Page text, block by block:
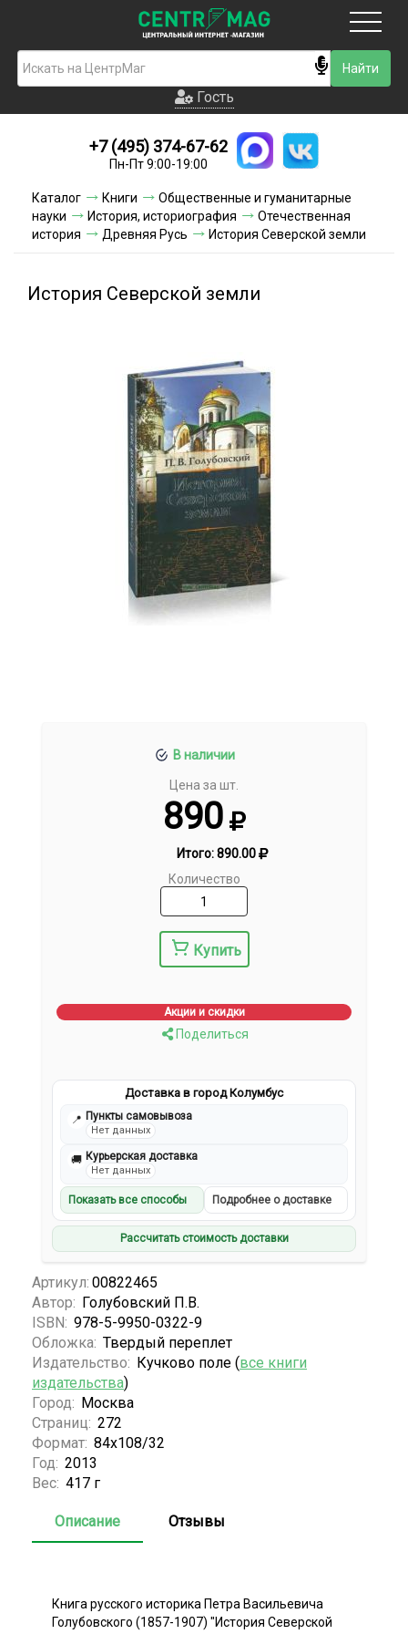
Гость
Новинки
Условия доставки
Условия оплаты
Гость
+7 (495) 374-67-62
Пн-Пт 9:00-19:00
Каталог Книги
Общественные и гуманитарные
науки
История, историография
Отечественная
история
Древняя Русь История Северской земли
История Северской земли
В наличии
Цена за шт.
890
Итого:890.00
Количество
Купить
Акции и скидки
Поделиться
Доставка в город Колумбус
📍 Пункты самовывоза
Нет данных
🚚 Курьерская доставка
Нет данных
Показать все способы Подробнее о доставке
Рассчитать стоимость доставки
Артикул: 00822465
Автор: Голубовский П.В.
ISBN: 978-5-9950-0322-9
Обложка: Твердый переплет
Издательство: Кучково поле (все книги
издательства)
Город: Москва
Страниц: 272
Формат: 84x108/32
Год: 2013
Вес: 417 г
Описание Отзывы
Книга русского историка Петра Васильевича
Голубовского (1857-1907) "История Северской